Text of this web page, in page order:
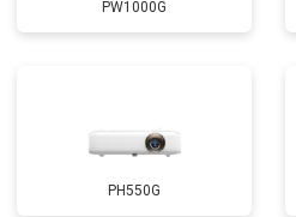
PW1000G
PH550G